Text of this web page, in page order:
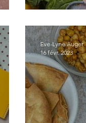
Eve-Lyne Auger
16 févr. 2023